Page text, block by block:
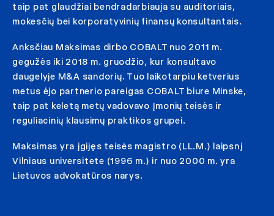
taip pat glaudžiai bendradarbiauja su auditoriais,
mokesčių bei korporatyvinių finansų konsultantais.
Anksčiau Maksimas dirbo COBALT nuo 2011 m.
gegužės iki 2018 m. gruodžio, kur konsultavo
daugelyje M&A sandorių. Tuo laikotarpiu ketverius
metus ėjo partnerio pareigas COBALT biure Minske,
taip pat keletą metų vadovavo Įmonių teisės ir
reguliacinių klausimų praktikos grupei.
Maksimas yra įgijęs teisės magistro (LL.M.) laipsnį
Vilniaus universitete (1996 m.) ir nuo 2000 m. yra
Lietuvos advokatūros narys.